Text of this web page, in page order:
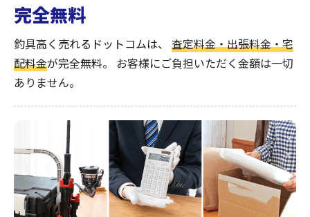
完全無料
釣具高く売れるドットコムは、 査定料金・出張料金・宅
配料金が完全無料。 お客様にご負担いただく金額は一切
ありません。